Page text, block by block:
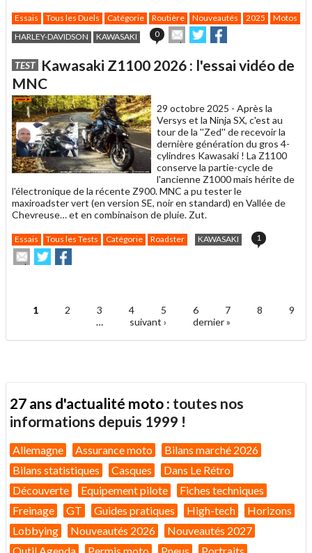
Essais Tous les Duels Catégorie Routière Nouveautés 2025 Motos
HARLEY-DAVIDSON
KAWASAKI 0
Envoyer
cet
à
Partager
sur sur
TEST Kawasaki Z1100 2026 : l'essai vidéo de
MNC
29 octobre 2025 - Après la
Versys et la Ninja SX, c'est au
tour de la ''Zed'' de recevoir la
dernière génération du gros 4-
cylindres Kawasaki ! La Z1100
conserve la partie-cycle de
l'ancienne Z1000 mais hérite de
l'électronique de la récente Z900. MNC a pu tester le
maxiroadster vert (en version SE, noir en standard) en Vallée de
Chevreuse… et en combinaison de pluie. Zut.
Essais Tous les Tests Catégorie Roadster KAWASAKI 1
Envoyer
cet
Partager
sur
sur
Pages
1 2 3 4 5 6 7 8
9
…
suivant › dernier »
27 ans d'actualité moto : toutes nos
informations depuis 1999 !
Allemagne Assurance moto
Bilans marché 2026
Bilans statistiques
Casques
Dans Le Rétro
Découverte
Equipement pilote
Fiches techniques
Freinage
GT Guides pratiques High-tech
Horizons
Lobbying
Nouveautés 2026
Nouveautés 2027